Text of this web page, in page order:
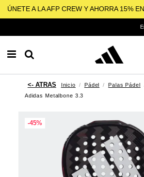
ÚNETE A LA AFP CREW Y AHORRA 15%
Inicio Pádel Palas Pádel
Adidas Metalbone 3.3
-45%